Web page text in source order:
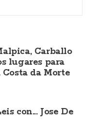
Carballo
lugares para
da Morte
con... Jose De